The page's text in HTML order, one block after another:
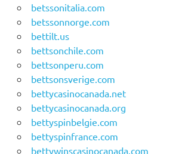
betssonitalia.com
betssonnorge.com
bettilt.us
bettsonchile.com
bettsonperu.com
bettsonsverige.com
bettycasinocanada.net
bettycasinocanada.org
bettyspinbelgie.com
bettyspinfrance.com
bettywinscasinocanada.com